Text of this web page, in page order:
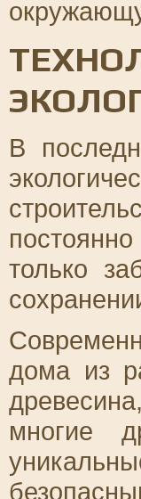
В
только
дома из
многие